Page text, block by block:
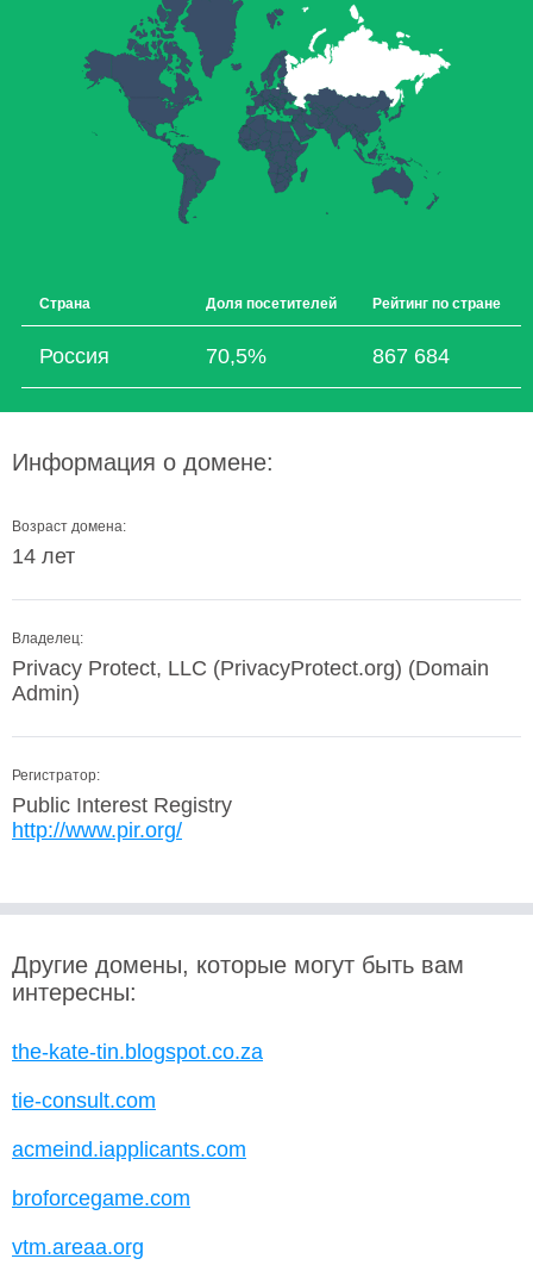
Страна Доля посетителей Рейтинг по стране
Россия 70,5% 867 684
Информация о домене:
Возраст домена:
14 лет
Владелец:
Privacy Protect, LLC (PrivacyProtect.org) (Domain
Admin)
Регистратор:
Public Interest Registry
http://www.pir.org/
Другие домены, которые могут быть вам
интересны:
the-kate-tin.blogspot.co.za
tie-consult.com
acmeind.iapplicants.com
broforcegame.com
vtm.areaa.org